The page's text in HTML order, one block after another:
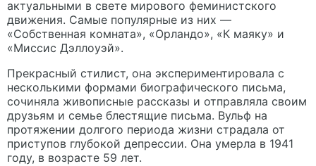
актуальными в свете мирового феминистского
движения. Самые популярные из них —
«Собственная комната», «Орландо», «К маяку» и
«Миссис Дэллоуэй».
Прекрасный стилист, она экспериментировала с
несколькими формами биографического письма,
сочиняла живописные рассказы и отправляла своим
друзьям и семье блестящие письма. Вульф на
протяжении долгого периода жизни страдала от
приступов глубокой депрессии. Она умерла в 1941
году, в возрасте 59 лет.